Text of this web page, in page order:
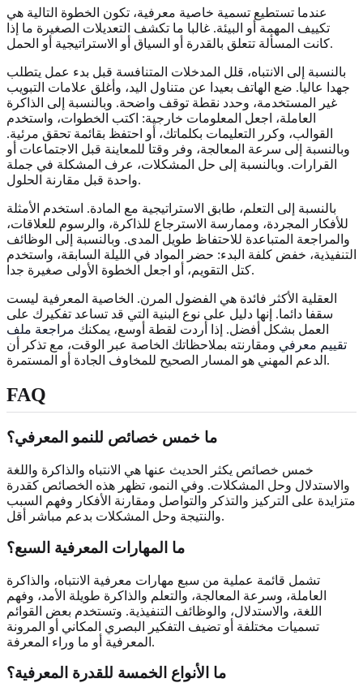
عندما تستطيع تسمية خاصية معرفية، تكون الخطوة التالية هي
تكييف المهمة أو البيئة. غالبا ما تكشف التعديلات الصغيرة ما إذا
كانت المسألة تتعلق بالقدرة أو السياق أو الاستراتيجية أو الحمل.
بالنسبة إلى الانتباه، قلل المدخلات المتنافسة قبل بدء عمل يتطلب
جهدا عاليا. ضع الهاتف بعيدا عن متناول اليد، وأغلق علامات التبويب
غير المستخدمة، وحدد نقطة توقف واضحة. وبالنسبة إلى الذاكرة
العاملة، اجعل المعلومات خارجية: اكتب الخطوات، واستخدم
القوالب، وكرر التعليمات بكلماتك، أو احتفظ بقائمة تحقق مرئية.
وبالنسبة إلى سرعة المعالجة، وفر وقتا للمعاينة قبل الاجتماعات أو
القرارات. وبالنسبة إلى حل المشكلات، عرف المشكلة في جملة
واحدة قبل مقارنة الحلول.
بالنسبة إلى التعلم، طابق الاستراتيجية مع المادة. استخدم الأمثلة
للأفكار المجردة، وممارسة الاسترجاع للذاكرة، والرسوم للعلاقات،
والمراجعة المتباعدة للاحتفاظ طويل المدى. وبالنسبة إلى الوظائف
التنفيذية، خفض كلفة البدء: حضر المواد في الليلة السابقة، واستخدم
كتل التقويم، أو اجعل الخطوة الأولى صغيرة جدا.
العقلية الأكثر فائدة هي الفضول المرن. الخاصية المعرفية ليست
سقفا دائما. إنها دليل على نوع البنية التي قد تساعد تفكيرك على
العمل بشكل أفضل. إذا أردت لقطة أوسع، يمكنك مراجعة ملف
تقييم معرفي ومقارنته بملاحظاتك الخاصة عبر الوقت، مع تذكر أن
الدعم المهني هو المسار الصحيح للمخاوف الجادة أو المستمرة.
FAQ
ما خمس خصائص للنمو المعرفي؟
خمس خصائص يكثر الحديث عنها هي الانتباه والذاكرة واللغة
والاستدلال وحل المشكلات. وفي النمو، تظهر هذه الخصائص كقدرة
متزايدة على التركيز والتذكر والتواصل ومقارنة الأفكار وفهم السبب
والنتيجة وحل المشكلات بدعم مباشر أقل.
ما المهارات المعرفية السبع؟
تشمل قائمة عملية من سبع مهارات معرفية الانتباه، والذاكرة
العاملة، وسرعة المعالجة، والتعلم والذاكرة طويلة الأمد، وفهم
اللغة، والاستدلال، والوظائف التنفيذية. وتستخدم بعض القوائم
تسميات مختلفة أو تضيف التفكير البصري المكاني أو المرونة
المعرفية أو ما وراء المعرفة.
ما الأنواع الخمسة للقدرة المعرفية؟